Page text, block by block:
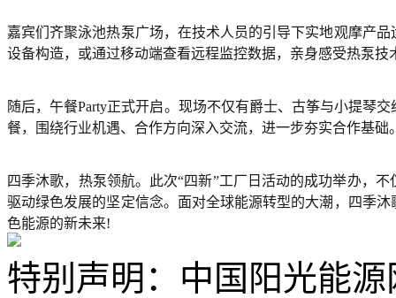
嘉宾们齐聚泳池热泵广场，在技术人员的引导下实地观摩产
设备构造，或通过移动端查看远程监控数据，亲身感受热泵技
随后，午餐Party正式开启。现场不仅有爵士、古筝与小提琴
餐，围绕行业机遇、合作方向深入交流，进一步夯实合作基础
四季沐歌，热泵领航。此次“四新”工厂日活动的成功举办，
驱动绿色发展的坚定信念。面对全球能源转型的大潮，四季
色能源的新未来!
特别声明：中国阳光能